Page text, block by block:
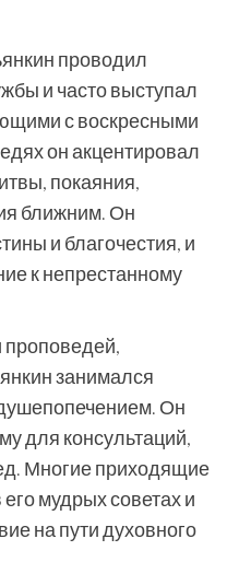
проводил
и часто выступал
с воскресными
он акцентировал
покаяния,
ближним. Он
и благочестия, и
к непрестанному
занимался
Он
для консультаций,
Многие приходящие
мудрых советах и
на пути духовного